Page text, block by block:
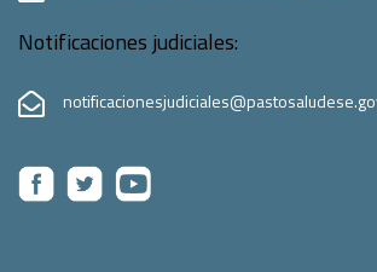
Notificaciones judiciales: